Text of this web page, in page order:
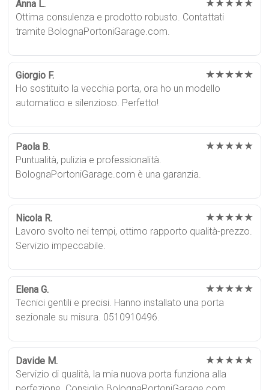
Anna L. ★★★★★
Ottima consulenza e prodotto robusto. Contattati
tramite BolognaPortoniGarage.com.
Giorgio F. ★★★★★
Ho sostituito la vecchia porta, ora ho un modello
automatico e silenzioso. Perfetto!
Paola B. ★★★★★
Puntualità, pulizia e professionalità.
BolognaPortoniGarage.com è una garanzia.
Nicola R. ★★★★★
Lavoro svolto nei tempi, ottimo rapporto qualità-prezzo.
Servizio impeccabile.
Elena G. ★★★★★
Tecnici gentili e precisi. Hanno installato una porta
sezionale su misura. 0510910496.
Davide M. ★★★★★
Servizio di qualità, la mia nuova porta funziona alla